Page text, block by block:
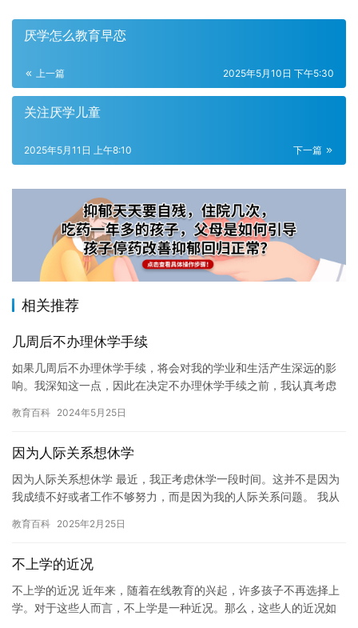
厌学怎么教育早恋
上一篇 2025年5月10日 下午5:30
关注厌学儿童
下一篇
2025年5月11日 上午8:10
相关推荐
几周后不办理休学手续
如果几周后不办理休学手续，将会对我的学业和生活产生深远的影
响。我深知这一点，因此在决定不办理休学手续之前，我认真考虑
学习…
教育百科 2024年5月25日
因为人际关系想休学
因为人际关系想休学 最近，我正考虑休学一段时间。这并不是因为
我成绩不好或者工作不够努力，而是因为我的人际关系问题。 我从
着…
教育百科 2025年2月25日
不上学的近况
不上学的近况 近年来，随着在线教育的兴起，许多孩子不再选择上
学。对于这些人而言，不上学是一种近况。那么，这些人的近况如